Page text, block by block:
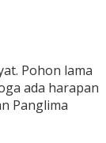
Pohon lama
ada harapan
Panglima